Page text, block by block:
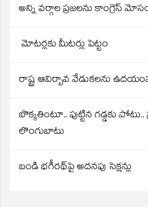
అన్ని వర్గాల ప్రజలను కాంగ్రెస్
మోటర్లకు మీటర్లు పెట్టం
రాష్ట్ర ఆవిర్బావ వేడుకలను
బొక్కతింటూ.. పుట్టిన గడ్డకు
లొంగుబాటు
బండి భగీరథ్‌పై అదనపు సెక్షన్లు